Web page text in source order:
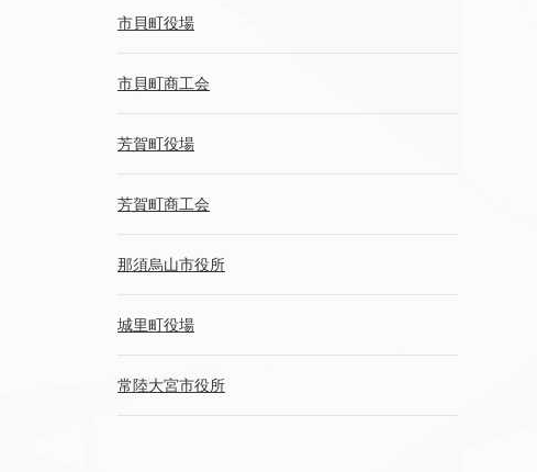
市貝町役場
市貝町商工会
芳賀町役場
芳賀町商工会
那須烏山市役所
城里町役場
常陸大宮市役所